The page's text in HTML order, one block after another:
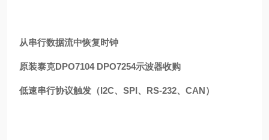
从串行数据流中恢复时钟
原装泰克DPO7104 DPO7254示波器收购
低速串行协议触发（I2C、SPI、RS-232、CAN）